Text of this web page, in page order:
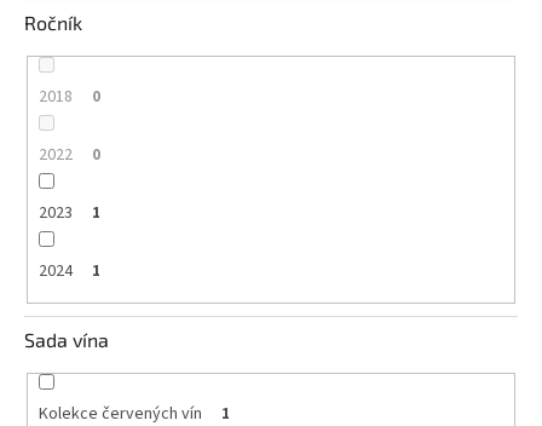
Ročník
2018 0
2022 0
2023 1
2024 1
Sada vína
Kolekce červených vín 1